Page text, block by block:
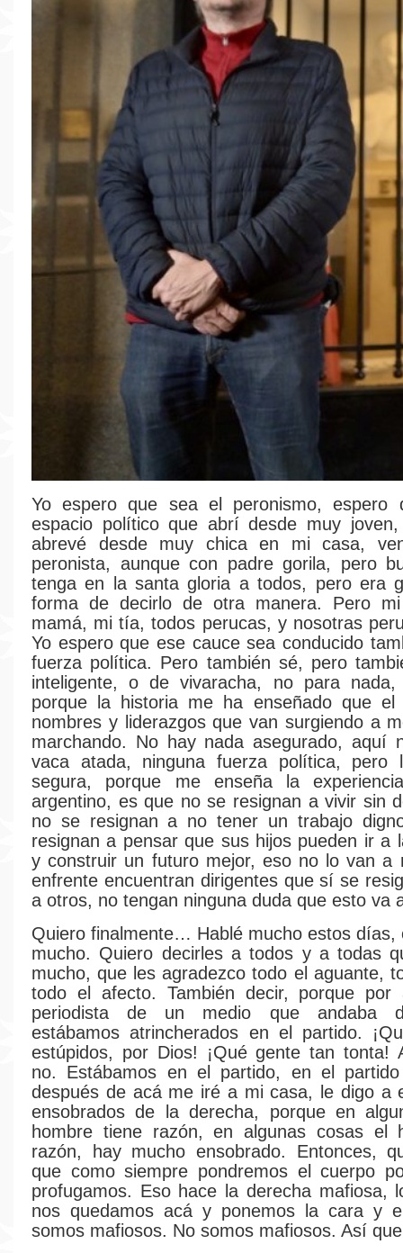
Yo espero que sea el peronismo, espero
espacio político que abrí desde muy
abrevé desde muy chica en mi casa,
peronista, aunque con padre gorila, pero
tenga en la santa gloria a todos, pero era
forma de decirlo de otra manera. Pero
mamá, mi tía, todos perucas, y nosotras
Yo espero que ese cauce sea conducido
fuerza política. Pero también sé, pero
inteligente, o de vivaracha, no para nada,
porque la historia me ha enseñado que el
nombres y liderazgos que van surgiendo a
marchando. No hay nada asegurado, aquí
vaca atada, ninguna fuerza política, pero
segura, porque me enseña la
argentino, es que no se resignan a vivir sin
no se resignan a no tener un trabajo
resignan a pensar que sus hijos pueden ir a
y construir un futuro mejor, eso no lo van a
enfrente encuentran dirigentes que sí se
a otros, no tengan ninguna duda que esto va
Quiero finalmente… Hablé mucho estos días,
mucho. Quiero decirles a todos y a todas
mucho, que les agradezco todo el aguante,
todo el afecto. También decir, porque
periodista de un medio que andaba
estábamos atrincherados en el partido.
estúpidos, por Dios! ¡Qué gente tan tonta!
no. Estábamos en el partido, en el
después de acá me iré a mi casa, le digo a
ensobrados de la derecha, porque en
hombre tiene razón, en algunas cosas el
razón, hay mucho ensobrado. Entonces,
que como siempre pondremos el cuerpo
profugamos. Eso hace la derecha mafiosa,
nos quedamos acá y ponemos la cara y
somos mafiosos. No somos mafiosos. Así